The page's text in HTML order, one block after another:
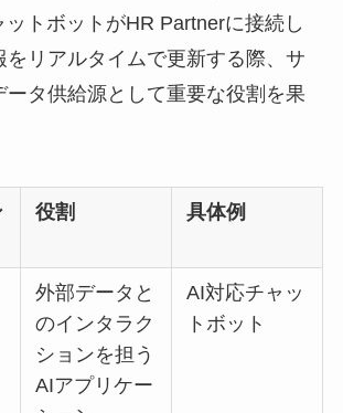
トボットがHR Partnerに接続し
をリアルタイムで更新する際、サ
ータ供給源として重要な役割を果
役割 具体例
外部データと
のインタラク
ションを担う
AIアプリケー
AI対応チャッ
トボット